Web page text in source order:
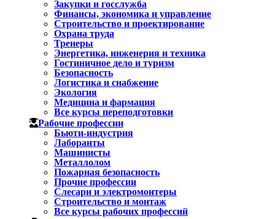
Закупки и госслужба
Финансы, экономика и управление
Строительство и проектирование
Охрана труда
Тренеры
Энергетика, инженерия и техника
Гостиничное дело и туризм
Безопасность
Логистика и снабжение
Экология
Медицина и фармация
Все курсы переподготовки
Рабочие профессии
Бьюти-индустрия
Лаборанты
Машинисты
Металлолом
Пожарная безопасность
Прочие профессии
Слесари и электромонтеры
Строительство и монтаж
Все курсы рабочих профессий